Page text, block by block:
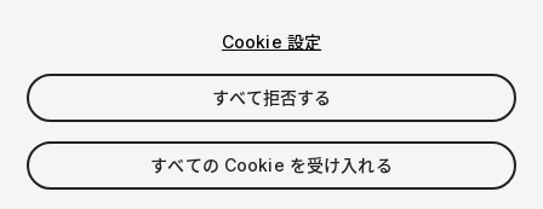
$50
消費税は決済時に計算されます
Cookie 設定
すべて拒否する
すべての Cookie を受け入れる